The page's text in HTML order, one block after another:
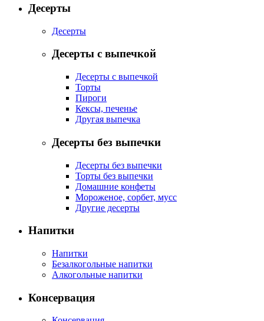
Десерты
Десерты
Десерты с выпечкой
Десерты с выпечкой
Торты
Пироги
Кексы, печенье
Другая выпечка
Десерты без выпечки
Десерты без выпечки
Торты без выпечки
Домашние конфеты
Мороженое, сорбет, мусс
Другие десерты
Напитки
Напитки
Безалкогольные напитки
Алкогольные напитки
Консервация